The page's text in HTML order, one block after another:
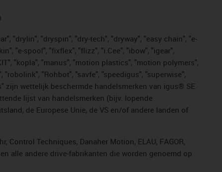
"drylin", "dryspin", "dry-tech", "dryway", "easy chain", "e-
"e-spool", "fixflex", "flizz", "i.Cee", "ibow", "igear",
"kopla", "manus", "motion plastics", "motion polymers",
"Rohbot", "savfe", "speedigus", "superwise",
zijn wettelijk beschermde handelsmerken van igus® SE
lijst van handelsmerken (bijv. lopende
de Europese Unie, de VS en/of andere landen of
Techniques, Danaher Motion, ELAU, FAGOR,
alle andere drive-fabrikanten die worden genoemd op